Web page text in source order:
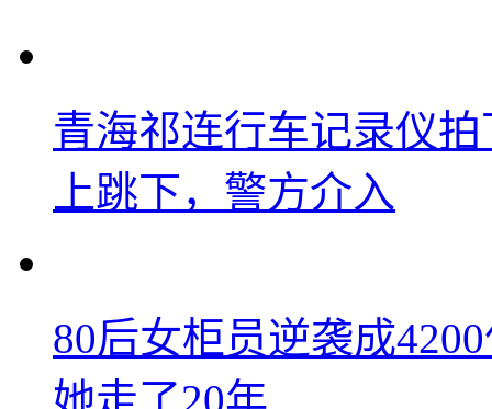
青海祁连行车记录仪
上跳下，警方介入
80后女柜员逆袭成
她走了20年